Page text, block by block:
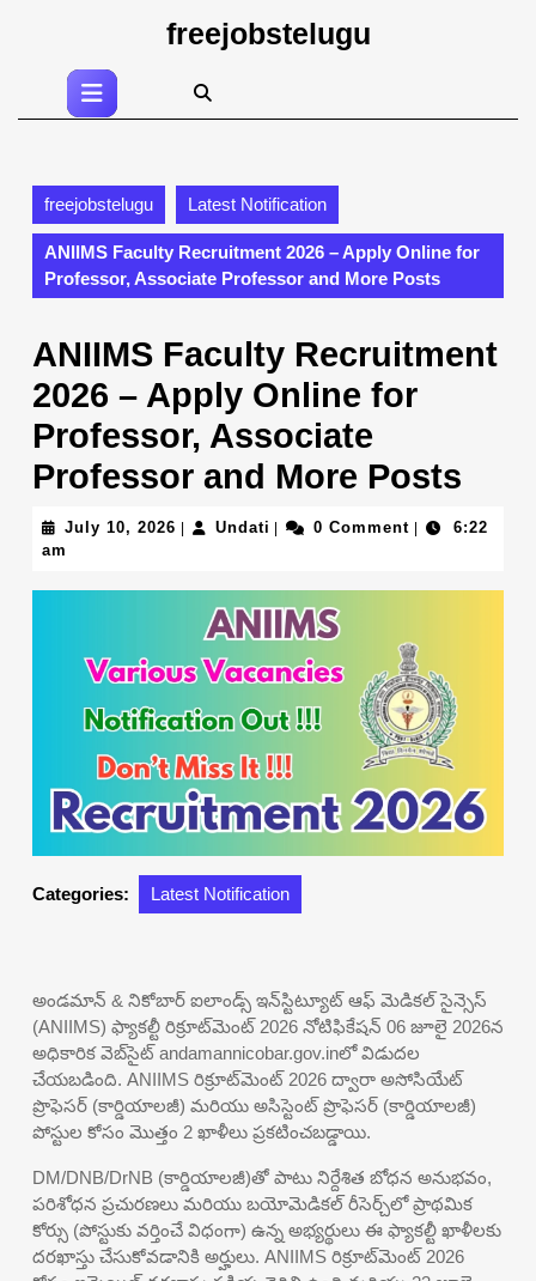
to
freejobstelugu
Open
Button
freejobstelugu Latest Notification
ANIIMS Faculty Recruitment 2026 – Apply Online for
Professor, Associate Professor and More Posts
ANIIMS Faculty Recruitment
2026 – Apply Online for
Professor, Associate
Professor and More Posts
July 10, 2026 July Undati Undati0 Comment
6:22
am
Categories: Latest Notification
అండమాన్ & నికోబార్ ఐలాండ్స్ ఇన్‌స్టిట్యూట్ ఆఫ్ మెడికల్ సైన్సెస్
(ANIIMS) ఫ్యాకల్టీ రిక్రూట్‌మెంట్ 2026 నోటిఫికేషన్ 06 జూలై 2026న
అధికారిక వెబ్‌సైట్ andamannicobar.gov.inలో విడుదల
చేయబడింది. ANIIMS రిక్రూట్‌మెంట్ 2026 ద్వారా అసోసియేట్
ప్రొఫెసర్ (కార్డియాలజీ) మరియు అసిస్టెంట్ ప్రొఫెసర్ (కార్డియాలజీ)
పోస్టుల కోసం మొత్తం 2 ఖాళీలు ప్రకటించబడ్డాయి.
DM/DNB/DrNB (కార్డియాలజీ)తో పాటు నిర్దేశిత బోధన అనుభవం,
పరిశోధన ప్రచురణలు మరియు బయోమెడికల్ రీసెర్చ్‌లో ప్రాథమిక
కోర్సు (పోస్టుకు వర్తించే విధంగా) ఉన్న అభ్యర్థులు ఈ ఫ్యాకల్టీ ఖాళీలకు
దరఖాస్తు చేసుకోవడానికి అర్హులు. ANIIMS రిక్రూట్‌మెంట్ 2026